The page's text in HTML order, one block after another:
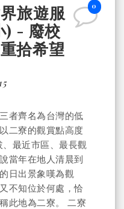
0
旅遊服
) - 廢校
拾希望
者齊名為台灣的低
二寮的觀賞點高度
最近市區、最長觀
當年在地人清晨到
日出景象嘆為觀
不知位於何處，恰
此地為二寮。 二寮